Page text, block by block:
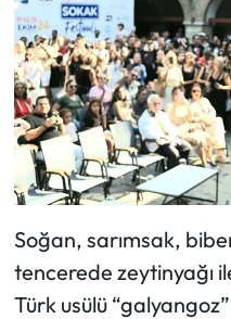
Soğan, sarımsak,
tencerede zeytinyağı
Türk usülü